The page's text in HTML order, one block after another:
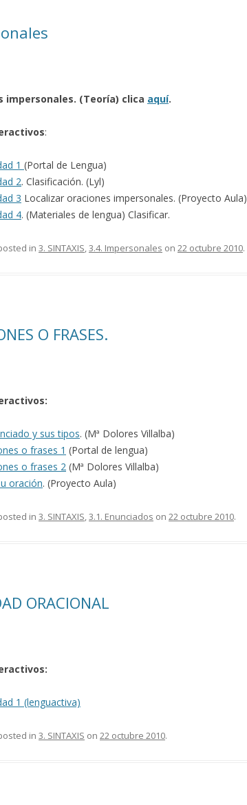
impersonales. (Teoría) clica aquí.
:
1 (Portal de Lengua)
2. Clasificación. (Lyl)
3 Localizar oraciones impersonales. (Proyecto Aula)
4. (Materiales de lengua) Clasificar.
in 3. SINTAXIS,3.4. Impersonales on 22 octubre 2010.
O FRASES.
y sus tipos. (Mª Dolores Villalba)
o frases 1 (Portal de lengua)
o frases 2 (Mª Dolores Villalba)
oración. (Proyecto Aula)
in 3. SINTAXIS,3.1. Enunciados on 22 octubre 2010.
ORACIONAL
1 (lenguactiva)
in 3. SINTAXIS on 22 octubre 2010.